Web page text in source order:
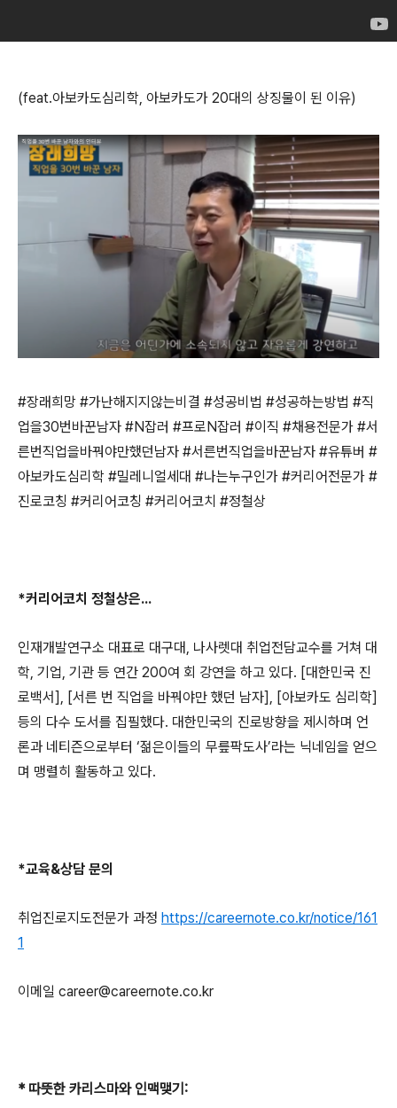
(feat.아보카도심리학, 아보카도가 20대의 상징물이 된 이유)
#장래희망 #가난해지지않는비결 #성공비법 #성공하는방법 #직
업을30번바꾼남자 #N잡러 #프로N잡러 #이직 #채용전문가 #서
른번직업을바꿔야만했던남자 #서른번직업을바꾼남자 #유튜버 #
아보카도심리학 #밀레니얼세대 #나는누구인가 #커리어전문가 #
진로코칭 #커리어코칭 #커리어코치 #정철상
*커리어코치 정철상은...
인재개발연구소 대표로 대구대, 나사렛대 취업전담교수를 거쳐 대
학, 기업, 기관 등 연간 200여 회 강연을 하고 있다. [대한민국 진
로백서], [서른 번 직업을 바꿔야만 했던 남자], [아보카도 심리학]
등의 다수 도서를 집필했다. 대한민국의 진로방향을 제시하며 언
론과 네티즌으로부터 ‘젊은이들의 무릎팍도사’라는 닉네임을 얻으
며 맹렬히 활동하고 있다.
*교육&상담 문의
취업진로지도전문가 과정 https://careernote.co.kr/notice/161
1
이메일 career@careernote.co.kr
* 따뜻한 카리스마와 인맥맺기 :